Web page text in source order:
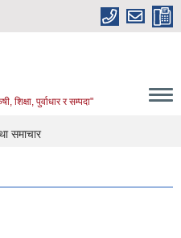
शिक्षा, पुर्वाधार र सम्पदा"
समाचार